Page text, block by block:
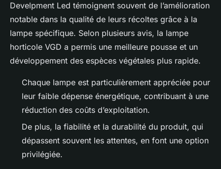
Develpment Led témoignent souvent de l’amélioration
notable dans la qualité de leurs récoltes grâce à la
lampe spécifique. Selon plusieurs avis, la lampe
horticole VGD a permis une meilleure pousse et un
développement des espèces végétales plus rapide.
Chaque lampe est particulièrement appréciée pour
leur faible dépense énergétique, contribuant à une
réduction des coûts d’exploitation.
De plus, la fiabilité et la durabilité du produit, qui
dépassent souvent les attentes, en font une option
privilégiée.